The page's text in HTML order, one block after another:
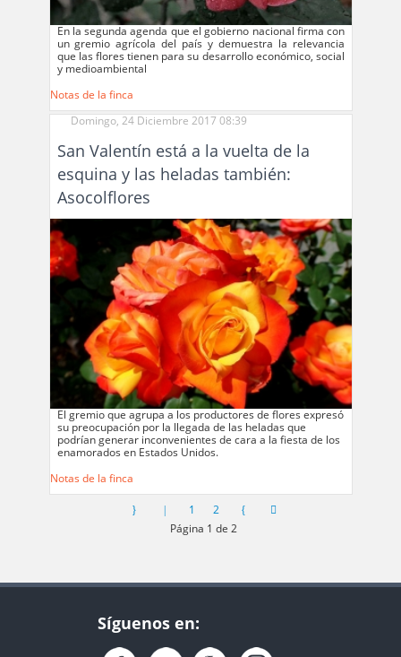
En la segunda agenda que el gobierno nacional firma con
un gremio agrícola del país y demuestra la relevancia
que las flores tienen para su desarrollo económico, social
y medioambiental
Notas de la finca
Domingo, 24 Diciembre 2017 08:39
San Valentín está a la vuelta de la
esquina y las heladas también:
Asocolflores
El gremio que agrupa a los productores de flores expresó
su preocupación por la llegada de las heladas que
podrían generar inconvenientes de cara a la fiesta de los
enamorados en Estados Unidos.
Notas de la finca
1
2
Página 1 de 2
Síguenos en: